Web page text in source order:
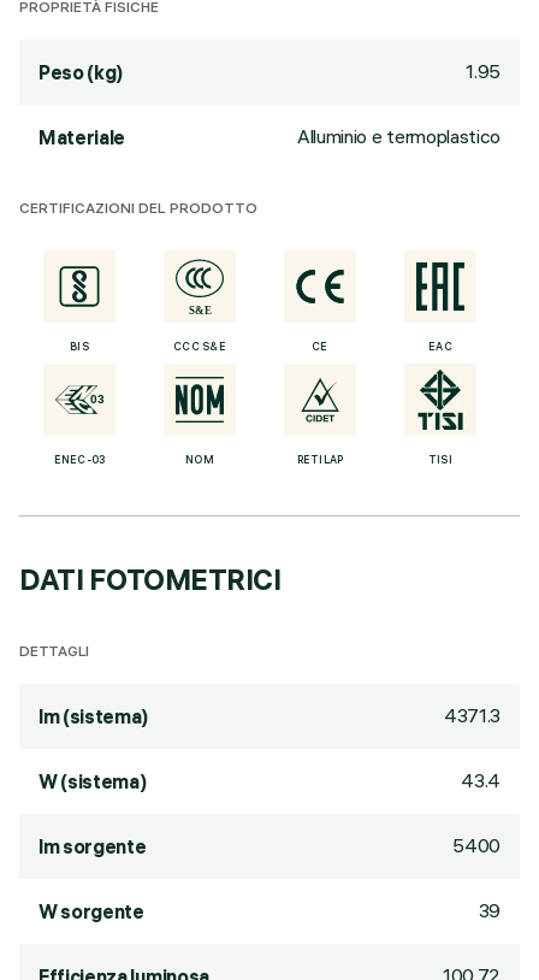
PROPRIETÀ FISICHE
Peso (kg) 1.95
Materiale Alluminio e termoplastico
CERTIFICAZIONI DEL PRODOTTO
BIS CCC S&E CE EAC
ENEC-03 NOM RETILAP TISI
DATI FOTOMETRICI
DETTAGLI
lm (sistema) 4371.3
W (sistema) 43.4
lm sorgente 5400
W sorgente 39
100.72